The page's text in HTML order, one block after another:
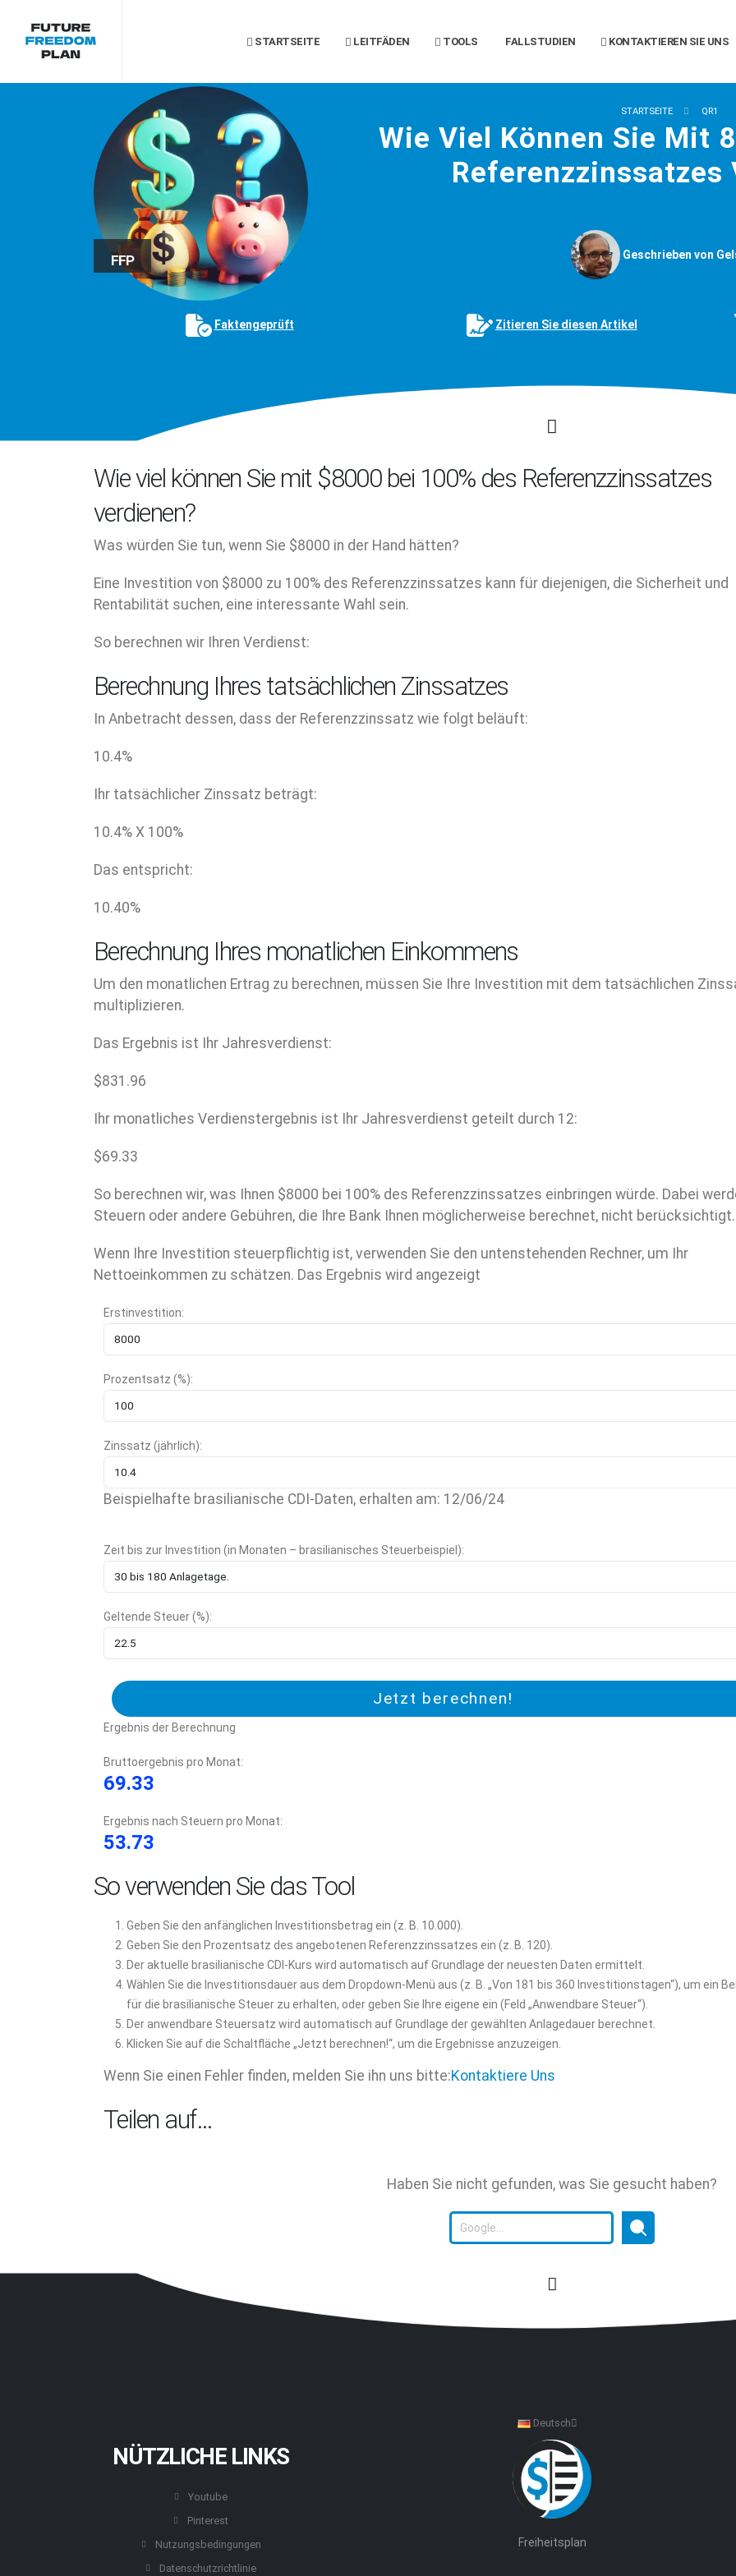
STARTSEITE LEITFÄDEN TOOLS FALLSTUDIEN KONTAKTIEREN SIE UNS
FFP
STARTSEITE QR1
Wie Viel Können Sie Mit
Referenzzinssatzes
Geschrieben von
Faktengeprüft Zitieren Sie diesen Artikel
Wie viel können Sie mit $8000 bei 100% des Referenzzinssatzes
verdienen?
Was würden Sie tun, wenn Sie $8000 in der Hand hätten?
Eine Investition von $8000 zu 100% des Referenzzinssatzes kann für diejenigen, die Sicherheit und
Rentabilität suchen, eine interessante Wahl sein.
So berechnen wir Ihren Verdienst:
Berechnung Ihres tatsächlichen Zinssatzes
In Anbetracht dessen, dass der Referenzzinssatz wie folgt beläuft:
10.4%
Ihr tatsächlicher Zinssatz beträgt:
10.4% X 100%
Das entspricht:
10.40%
Berechnung Ihres monatlichen Einkommens
Um den monatlichen Ertrag zu berechnen, müssen Sie Ihre Investition mit dem tatsächlichen
multiplizieren.
Das Ergebnis ist Ihr Jahresverdienst:
$831.96
Ihr monatliches Verdienstergebnis ist Ihr Jahresverdienst geteilt durch 12:
$69.33
So berechnen wir, was Ihnen $8000 bei 100% des Referenzzinssatzes einbringen würde. Dabei
Steuern oder andere Gebühren, die Ihre Bank Ihnen möglicherweise berechnet, nicht berücksichtigt.
Wenn Ihre Investition steuerpflichtig ist, verwenden Sie den untenstehenden Rechner, um Ihr
Nettoeinkommen zu schätzen. Das Ergebnis wird angezeigt
Erstinvestition:
Prozentsatz (%):
Zinssatz (jährlich):
Beispielhafte brasilianische CDI-Daten, erhalten am: 12/06/24
Zeit bis zur Investition (in Monaten – brasilianisches Steuerbeispiel):
Geltende Steuer (%):
Jetzt berechnen!
Ergebnis der Berechnung
Bruttoergebnis pro Monat:
69.33
Ergebnis nach Steuern pro Monat:
53.73
So verwenden Sie das Tool
Geben Sie den anfänglichen Investitionsbetrag ein (z. B. 10.000).
Geben Sie den Prozentsatz des angebotenen Referenzzinssatzes ein (z. B. 120).
Der aktuelle brasilianische CDI-Kurs wird automatisch auf Grundlage der neuesten Daten ermittelt.
Wählen Sie die Investitionsdauer aus dem Dropdown-Menü aus (z. B. „Von 181 bis 360 Investitionstagen“), um ein
für die brasilianische Steuer zu erhalten, oder geben Sie Ihre eigene ein (Feld „Anwendbare Steuer“).
Der anwendbare Steuersatz wird automatisch auf Grundlage der gewählten Anlagedauer berechnet.
Klicken Sie auf die Schaltfläche „Jetzt berechnen!“, um die Ergebnisse anzuzeigen.
Wenn Sie einen Fehler finden, melden Sie ihn uns bitte:Kontaktiere Uns
Teilen auf…
Haben Sie nicht gefunden, was Sie gesucht haben?
Deutsch
NÜTZLICHE LINKS
Youtube
Pinterest
Nutzungsbedingungen
Datenschutzrichtlinie
Freiheitsplan